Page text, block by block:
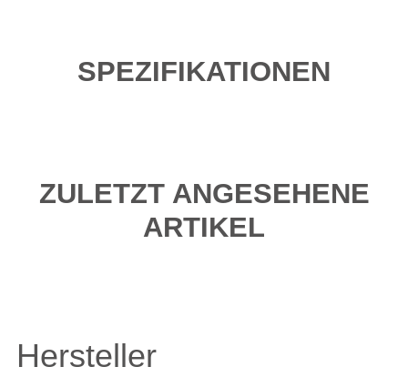
SPEZIFIKATIONEN
ZULETZT ANGESEHENE
ARTIKEL
Hersteller